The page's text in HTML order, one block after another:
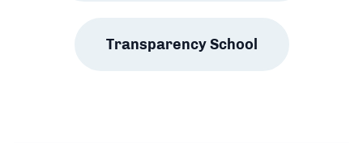
Transparency School